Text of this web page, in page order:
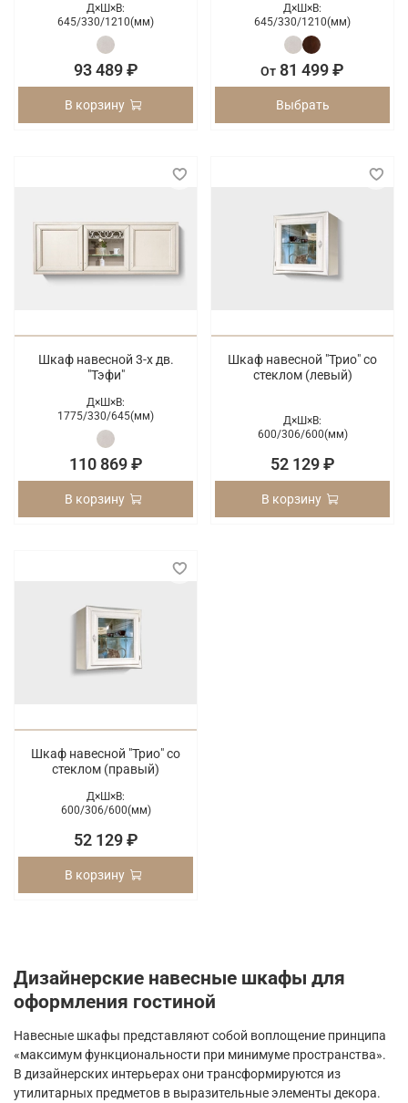
Д×Ш×В:
645/330/1210(мм)
93 489 ₽
В корзину
Д×Ш×В:
645/330/1210(мм)
От 81 499 ₽
Выбрать
Шкаф навесной 3-х дв.
"Тэфи"
Д×Ш×В:
1775/330/645(мм)
110 869 ₽
В корзину
Шкаф навесной "Трио" со
стеклом (левый)
Д×Ш×В:
600/306/600(мм)
52 129 ₽
В корзину
Шкаф навесной "Трио" со
стеклом (правый)
Д×Ш×В:
600/306/600(мм)
52 129 ₽
В корзину
Дизайнерские навесные шкафы для
оформления гостиной
Навесные шкафы представляют собой воплощение принципа
«максимум функциональности при минимуме пространства».
В дизайнерских интерьерах они трансформируются из
утилитарных предметов в выразительные элементы декора.